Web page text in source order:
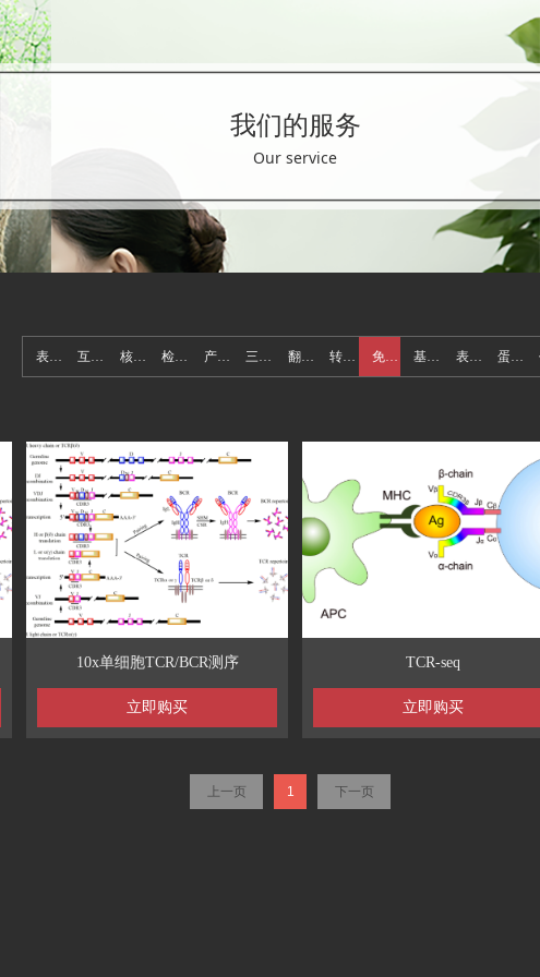
我们的服务
Our service
表观基因组 互作组学 核心技术 检测服务 产品和解决方案 三代测序 翻译组学 转录组学 免疫组学 基因组学 表观转录组学 蛋白组学
10x单细胞TCR/BCR测序
立即购买
TCR-seq
立即购买
上一页 1 下一页